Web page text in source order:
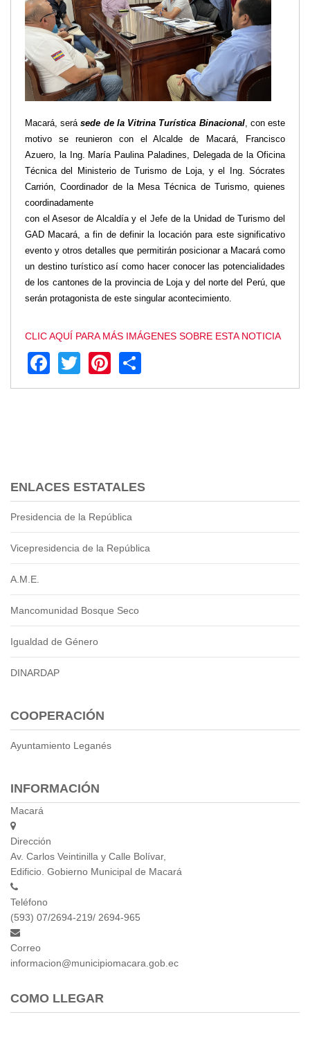
Macará, serásede de la Vitrina Turística Binacional, con este
motivo se reunieron con el Alcalde de Macará, Francisco
Azuero, la Ing. María Paulina Paladines, Delegada de la Oficina
Técnica del Ministerio de Turismo de Loja, y el Ing. Sócrates
Carrión, Coordinador de la Mesa Técnica de Turismo, quienes
coordinadamente
con el Asesor de Alcaldía y el Jefe de la Unidad de Turismo del
GAD Macará, a fin de definir la locación para este significativo
evento y otros detalles que permitirán posicionar a Macará como
un destino turístico así como hacer conocer las potencialidades
de los cantones de la provincia de Loja y del norte del Perú, que
serán protagonista de este singular acontecimiento.
CLIC AQUÍ PARA MÁS IMÁGENES SOBRE ESTA NOTICIA
Facebook
TwitterPinterest
ENLACES ESTATALES
Presidencia de la República
Vicepresidencia de la República
A.M.E.
Mancomunidad Bosque Seco
Igualdad de Género
DINARDAP
COOPERACIÓN
Ayuntamiento Leganés
INFORMACIÓN
Macará
Dirección
Av. Carlos Veintinilla y Calle Bolívar,
Edificio. Gobierno Municipal de Macará
Teléfono
(593) 07/2694-219/ 2694-965
Correo
informacion@municipiomacara.gob.ec
COMO LLEGAR
Convenios
Eventos
Comunicados e Invitaciones
Socializaciones
Reuniones
Deportes
Social
Transparencia
LOTAIP
GAD Macará
2026
2025
2023
2022
2016
2019
2018
2017
2021
2020
2019
2018
2017
Empresa Pública de Vivienda
2021
2020
2015
CPCCS
GAD Macará
Biblioteca
P.A.C. - P.O.A.
GACETA TRIBUTARIA
Ordenanzas/Resoluciones
Convenios
Cumplimiento LOTAIP
Concursos 2016
Servicio
Mail